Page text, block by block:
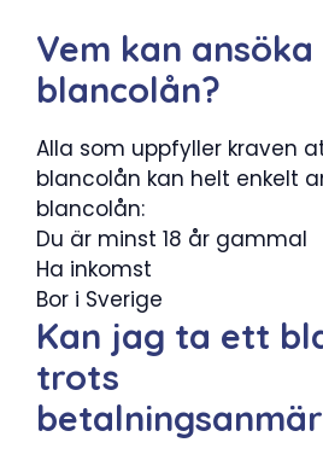
Vem kan
blancolån?
Alla som uppfyller kraven
blancolån kan helt enkelt
blancolån:
Du är minst 18 år gammal
Ha inkomst
Bor i Sverige
Kan jag ta ett
trots